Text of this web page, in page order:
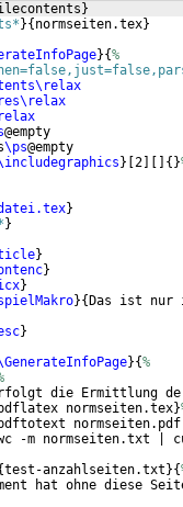
}
}{ normseiten.tex}
}{%
@empty
\ps@empty
} 2 { }
}
}
}
}
}
}{ Das ist nur
}
}{%
die Ermittlung
normseiten.tex}
-m normseiten.txt
test-anzahlseiten.txt }{
hat ohne diese